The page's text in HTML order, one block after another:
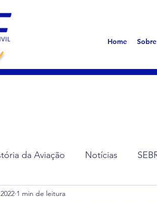
Home Sobre
da Aviação Notícias
Diretoria Assembleias
1 min de leitura